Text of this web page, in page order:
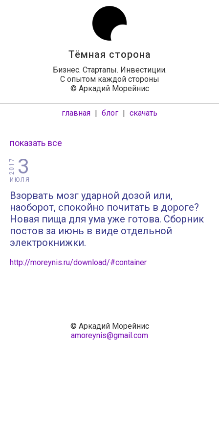
Тёмная сторона
Бизнес. Стартапы. Инвестиции.
С опытом каждой стороны
© Аркадий Морейнис
главная | блог | скачать
показать все
3
ИЮЛЯ
2017
Взорвать мозг ударной дозой или,
наоборот, спокойно почитать в дороге?
Новая пища для ума уже готова. Сборник
постов за июнь в виде отдельной
электрокнижки.
http://moreynis.ru/download/#container
© Аркадий Морейнис
amoreynis@gmail.com